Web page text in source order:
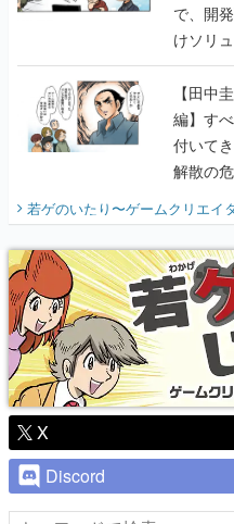
で、開
けソリ
に行っ
【田中
編】す
付いて
解散の
開く。
『少年
り】
若ゲのいたり〜ゲームクリエイ
X
Discord